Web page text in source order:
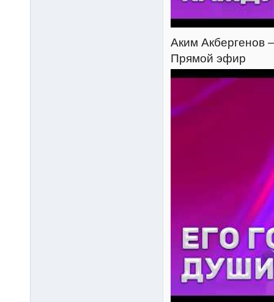
Аким Акбергенов
Прямой эфир